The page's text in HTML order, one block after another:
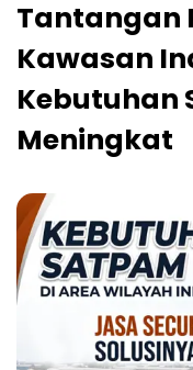
Tantangan
Kawasan
Kebutuhan
Meningkat